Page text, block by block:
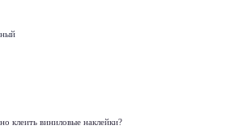
клеить виниловые наклейки?